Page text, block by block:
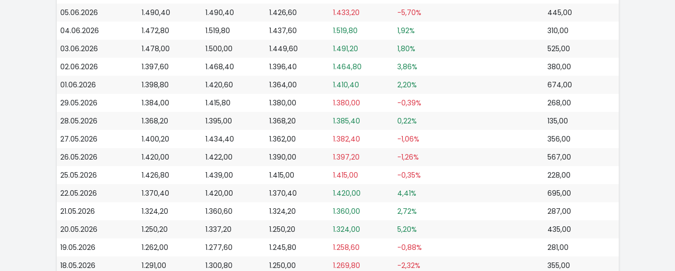
05.06.2026
1.490,40 1.490,40 1.426,60 1.433,20 -5,70%
445,00
04.06.2026
1.472,80 1.519,80 1.437,60 1.519,80 1,92%
310,00
03.06.2026
1.478,00 1.500,00 1.449,60 1.491,20 1,80%
525,00
02.06.2026
1.397,60 1.468,40 1.396,40 1.464,80 3,86%
380,00
01.06.2026
1.398,80 1.420,60 1.364,00 1.410,40 2,20%
674,00
29.05.2026
1.384,00 1.415,80 1.380,00 1.380,00 -0,39%
268,00
28.05.2026
1.368,20 1.395,00 1.368,20 1.385,40 0,22%
135,00
27.05.2026
1.400,20 1.434,40 1.362,00 1.382,40 -1,06%
356,00
26.05.2026
1.420,00 1.422,00 1.390,00 1.397,20 -1,26%
567,00
25.05.2026
1.426,80 1.439,00 1.415,00 1.415,00 -0,35%
228,00
22.05.2026
1.370,40 1.420,00 1.370,40 1.420,00 4,41%
695,00
21.05.2026
1.324,20 1.360,60 1.324,20 1.360,00 2,72%
287,00
20.05.2026
1.250,20 1.337,20 1.250,20 1.324,00 5,20%
435,00
19.05.2026
1.262,00 1.277,60 1.245,80 1.258,60 -0,88%
281,00
18.05.2026
1.291,00 1.300,80 1.250,00 1.269,80 -2,32%
355,00